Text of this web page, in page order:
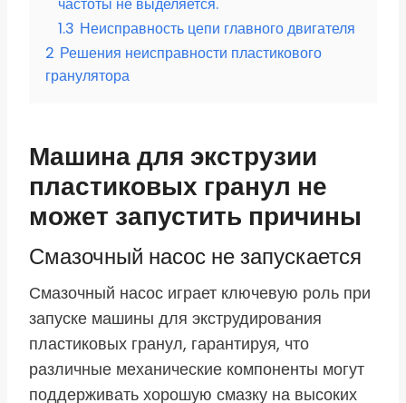
1.3 Неисправность цепи главного двигателя
2 Решения неисправности пластикового
гранулятора
Машина для экструзии
пластиковых гранул не
может запустить причины
Смазочный насос не запускается
Смазочный насос играет ключевую роль при
запуске машины для экструдирования
пластиковых гранул, гарантируя, что
различные механические компоненты могут
поддерживать хорошую смазку на высоких